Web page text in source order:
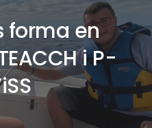
forma en
i P-